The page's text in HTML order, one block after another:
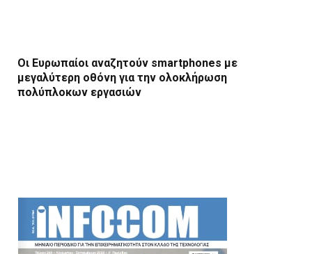
Οι Ευρωπαίοι αναζητούν smartphones με
μεγαλύτερη οθόνη για την ολοκλήρωση
πολύπλοκων εργασιών